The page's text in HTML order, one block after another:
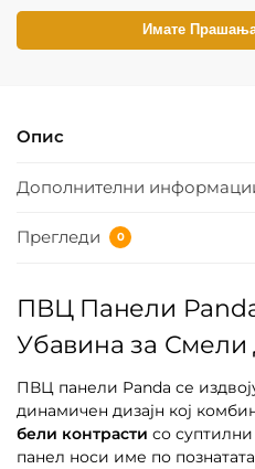
Имате
Опис
Дополнителни
Прегледи 0
ПВЦ Панели
Убавина за Смели
ПВЦ панели Panda се
динамичен дизајн кој
бели контрасти со
панел носи име по